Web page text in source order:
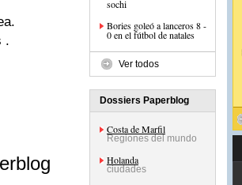
.
sochi
Bories goleó a lanceros 8 -
0 en el fútbol de natales
Ver todos
Dossiers Paperblog
Costa de Marfil
Regiones del mundo
Holanda
ciudades